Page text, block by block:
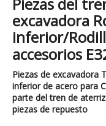
excavadora
inferior/
accesorios
Piezas de excavadora
inferior de acero para
parte del tren de
piezas de repuesto